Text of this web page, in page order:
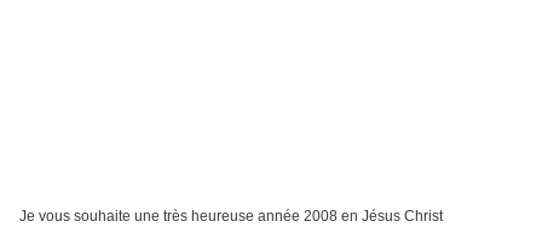
Je vous souhaite une très heureuse année 2008 en Jésus Christ